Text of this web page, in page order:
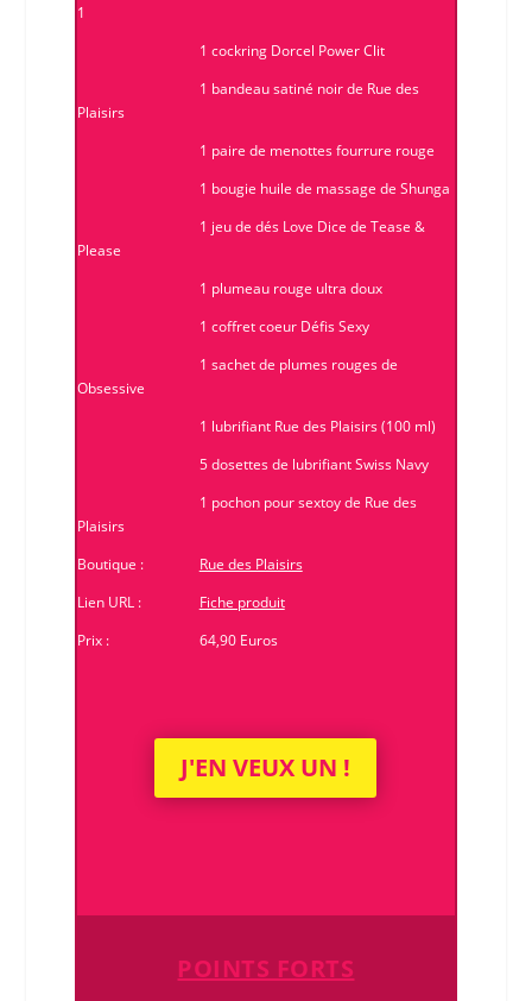
1
1 cockring Dorcel Power Clit
1 bandeau satiné noir de Rue des
Plaisirs
1 paire de menottes fourrure rouge
1 bougie huile de massage de Shunga
1 jeu de dés Love Dice de Tease &
Please
1 plumeau rouge ultra doux
1 coffret coeur Défis Sexy
1 sachet de plumes rouges de
Obsessive
1 lubrifiant Rue des Plaisirs(100 ml)
5 dosettes de lubrifiantSwiss Navy
1 pochon pour sextoy de Rue des
Plaisirs
Boutique :
Rue des Plaisirs
Lien URL :
Fiche produit
Prix :
64,90 Euros
J'EN VEUX UN !
POINTS FORTS